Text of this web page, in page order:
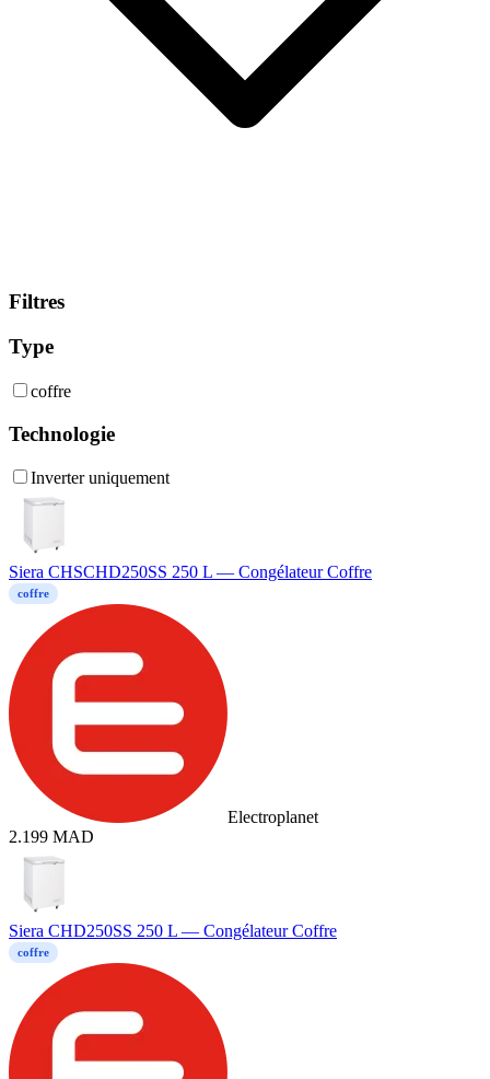
Filtres
Type
coffre
Technologie
Inverter uniquement
Siera CHSCHD250SS 250 L — Congélateur Coffre
coffre
Electroplanet
2.199 MAD
Siera CHD250SS 250 L — Congélateur Coffre
coffre